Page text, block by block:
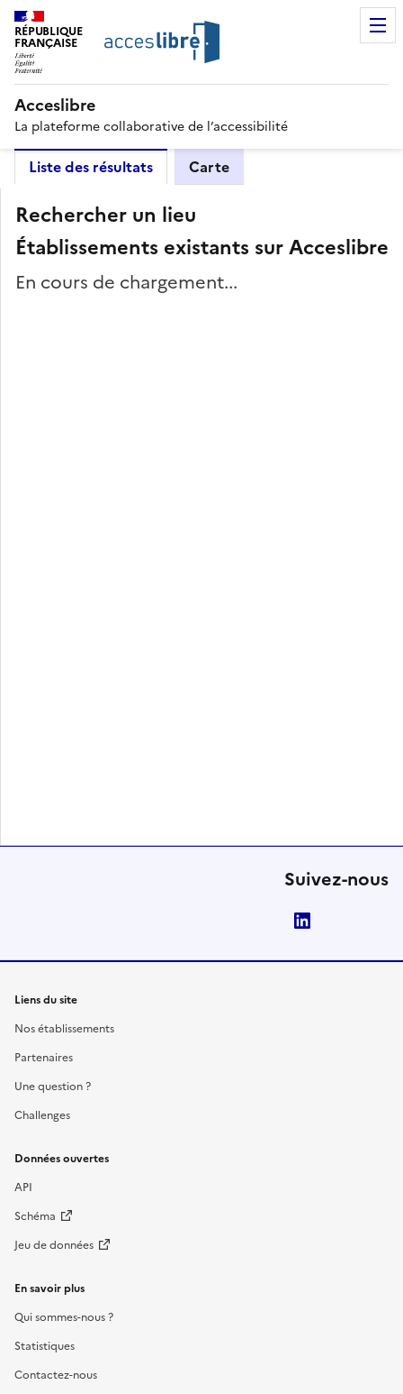
RÉPUBLIQUE
FRANÇAISE
Acceslibre
La plateforme collaborative de l’accessibilité
Liste des résultats Carte
Rechercher un lieu
Établissements existants sur Acceslibre
En cours de chargement...
Suivez-nous
Liens du site
Nos établissements
Partenaires
Une question ?
Challenges
Données ouvertes
API
Schéma
Jeu de données
En savoir plus
Qui sommes-nous ?
Statistiques
Contactez-nous